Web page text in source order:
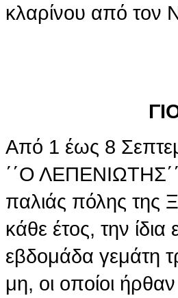
κλαρίνου από τον
Από 1 έως 8
΄΄Ο ΛΕΠΕΝΙΩΤΗΣ΄΄
παλιάς πόλης της
κάθε έτος, την
εβδομάδα γεμάτη
μη, οι οποίοι